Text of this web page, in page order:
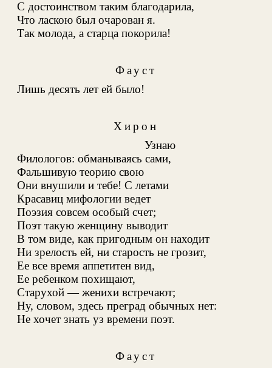
С достоинством таким благодарила,
Что ласкою был очарован я.
Так молода, а старца покорила!
Фауст
Лишь десять лет ей было!
Хирон
Узнаю
Филологов: обманываясь сами,
Фальшивую теорию свою
Они внушили и тебе! С летами
Красавиц мифологии ведет
Поэзия совсем особый счет;
Поэт такую женщину выводит
В том виде, как пригодным он находит
Ни зрелость ей, ни старость не грозит,
Ее все время аппетитен вид,
Ее ребенком похищают,
Старухой — женихи встречают;
Ну, словом, здесь преград обычных нет:
Не хочет знать уз времени поэт.
Фауст